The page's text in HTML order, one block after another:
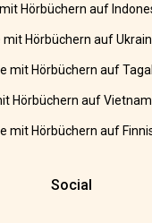
Hörbüchern auf
mit Hörbüchern auf
mit Hörbüchern auf
Hörbüchern auf
mit Hörbüchern auf
Social